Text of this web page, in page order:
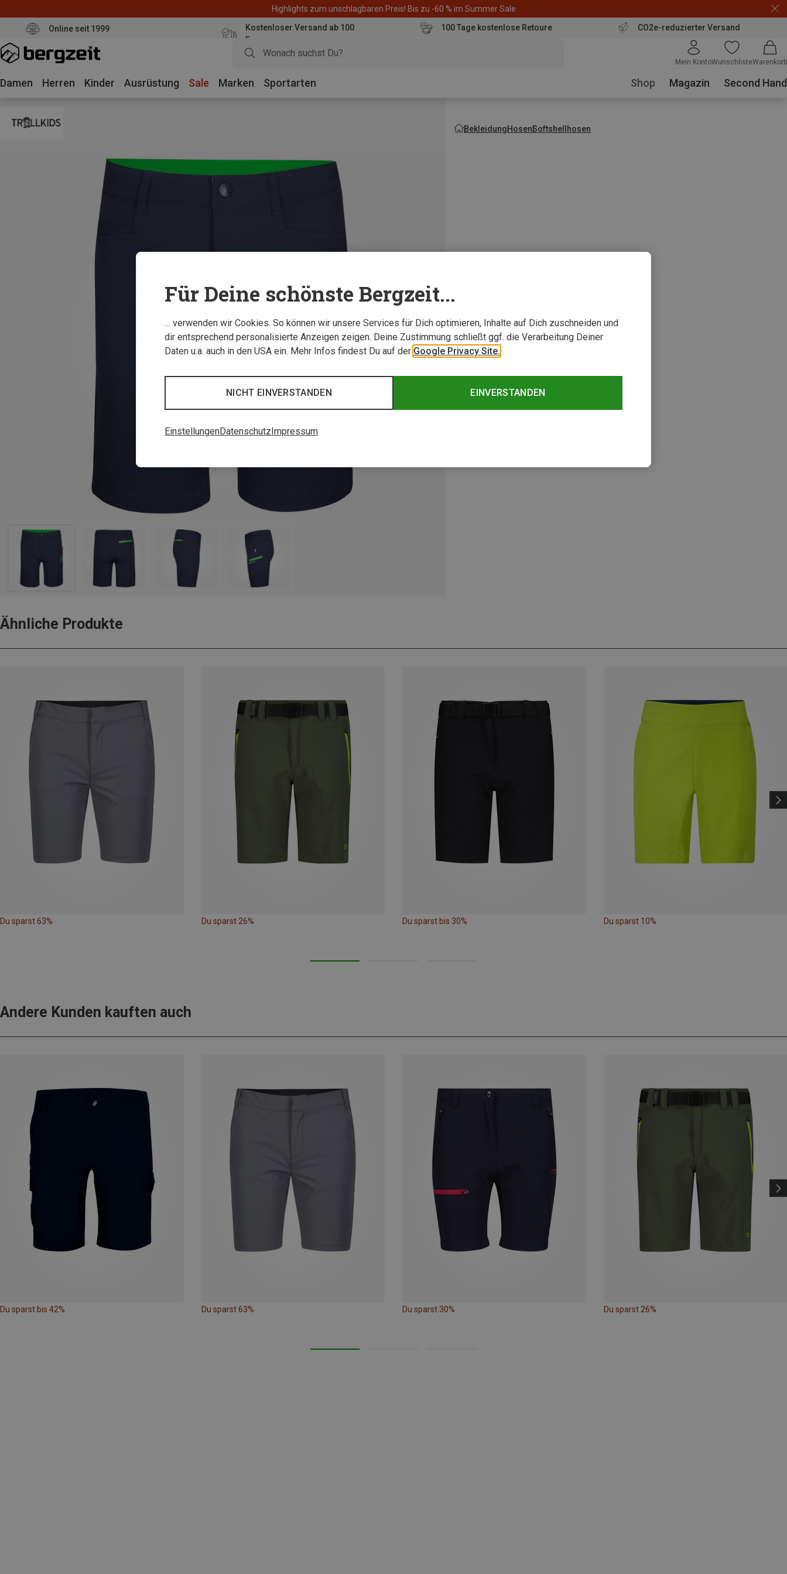
Highlights zum unschlagbaren Preis! Bis zu -60 % im Summer Sale
Online seit 1999
Kostenloser Versand ab 100
Euro
100 Tage kostenlose Retoure CO2e-reduzierter Versand
Mein KontoWunschlisteWarenkorb
Damen Herren Kinder Ausrüstung Sale Marken Sportarten Shop Magazin Second Hand
BekleidungHosenSoftshellhosen
Ähnliche Produkte
Du sparst 63% Du sparst 26% Du sparst bis 30% Du sparst 10%
Andere Kunden kauften auch
Du sparst bis 42% Du sparst 63% Du sparst 30% Du sparst 26%
Für Deine schönste Bergzeit...
… verwenden wir Cookies. So können wir unsere Services für Dich optimieren, Inhalte auf Dich zuschneiden und
dir entsprechend personalisierte Anzeigen zeigen. Deine Zustimmung schließt ggf. die Verarbeitung Deiner
Daten u.a. auch in den USA ein. Mehr Infos findest Du auf der Google Privacy Site.
EINVERSTANDEN
NICHT EINVERSTANDEN
EinstellungenDatenschutz Impressum